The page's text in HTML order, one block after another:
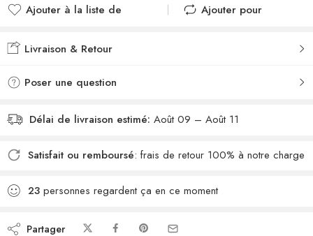
Ajouter à la liste de
Ajouté à la liste de
Ajouter pour
Livraison & Retour
Poser une question
Délai de livraison estimé: Août 09 – Août 11
Satisfait ou remboursé: frais de retour 100% à notre charge
23 personnes regardent ça en ce moment
Partager